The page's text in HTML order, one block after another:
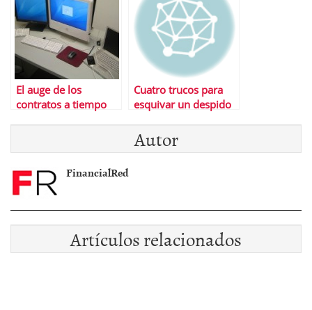
El auge de los
contratos a tiempo
Cuatro trucos para
esquivar un despido
Autor
FinancialRed
Artículos relacionados